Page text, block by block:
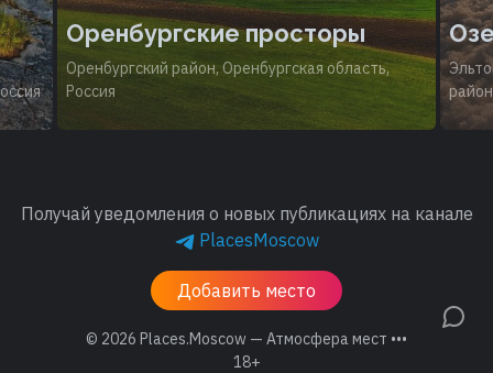
Оренбургские просторы
Оренбургский район, Оренбургская область,
Россия
Получай уведомления о новых публикациях на канале
PlacesMoscow
Добавить место
© 2026 Places.Moscow — Атмосфера мест •••
18+